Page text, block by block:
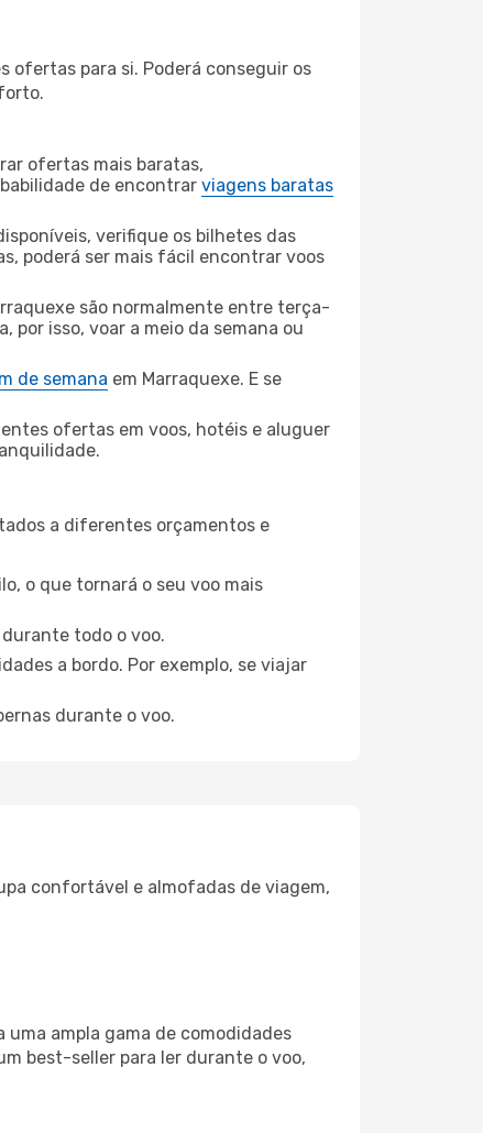
ofertas para si. Poderá conseguir os
ofertas mais baratas,
de encontrar viagens baratas
verifique os bilhetes das
poderá ser mais fácil encontrar voos
são normalmente entre terça-
isso, voar a meio da semana ou
de semana em Marraquexe. E se
ofertas em voos, hotéis e aluguer
a diferentes orçamentos e
o que tornará o seu voo mais
todo o voo.
a bordo. Por exemplo, se viajar
durante o voo.
confortável e almofadas de viagem,
ampla gama de comodidades
best-seller para ler durante o voo,